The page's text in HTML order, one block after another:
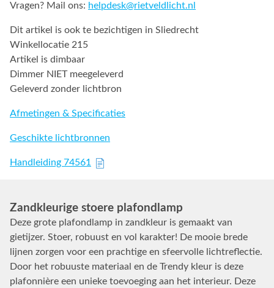
Vragen? Mail ons: helpdesk@rietveldlicht.nl
Dit artikel is ook te bezichtigen in Sliedrecht
Winkellocatie 215
Artikel is dimbaar
Dimmer NIET meegeleverd
Geleverd zonder lichtbron
Afmetingen & Specificaties
Geschikte lichtbronnen
Handleiding 74561
Zandkleurige stoere plafondlamp
Deze grote plafondlamp in zandkleur is gemaakt van
gietijzer. Stoer, robuust en vol karakter! De mooie brede
lijnen zorgen voor een prachtige en sfeervolle lichtreflectie.
Door het robuuste materiaal en de Trendy kleur is deze
plafonnière een unieke toevoeging aan het interieur. Deze